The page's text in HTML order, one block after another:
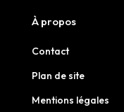
À propos
Contact
Plan de site
Mentions légales